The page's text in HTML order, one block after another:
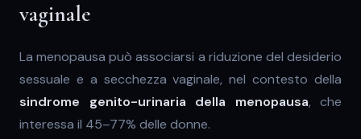
vaginale
La menopausa può associarsi a riduzione del desiderio
sessuale e a secchezza vaginale, nel contesto della
sindrome genito-urinaria della menopausa, che
interessa il 45–77% delle donne.